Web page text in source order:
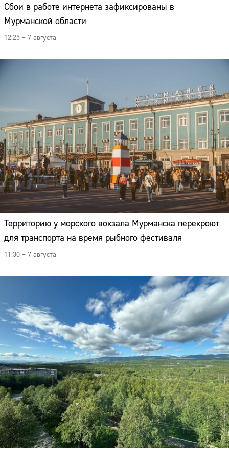
Сбои в работе интернета зафиксированы в
Мурманской области
12:25 – 7 августа
Территорию у морского вокзала Мурманска перекроют
для транспорта на время рыбного фестиваля
11:30 – 7 августа